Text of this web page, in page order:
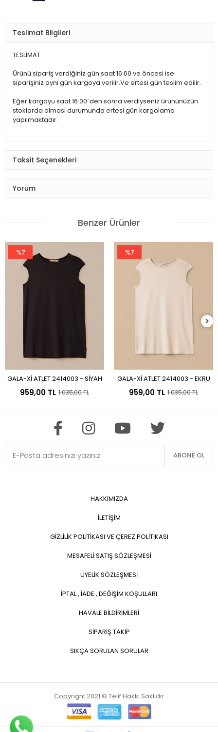
Çamaşır Suyu Konamaz
Kurutulmaz
Örnek Beden: 44
Manken Boyu 0
Ölçüler: 0/0/0
Teslimat Bilgileri
TESLİMAT
Ürünü sipariş verdiğiniz gün saat 16:00 ve öncesi ise
siparişiniz aynı gün kargoya verilir.Ve ertesi gün teslim edilir.
Eğer kargoyu saat 16:00`den sonra verdiyseniz ürününüzün
stoklarda olması durumunda ertesi gün kargolama
yapılmaktadır.
Taksit Seçenekleri
Yorum
Benzer Ürünler
%7
Sepete Ekle
GALA-Xİ ATLET 2414003 - SİYAH
959,00 TL 1.035,00 TL
%7
Sepete Ekle
GALA-Xİ ATLET 2414003 - EKRU
959,00 TL 1.035,00 TL
ABONE OL
HAKKIMIZDA
İLETİŞİM
GİZLİLİK POLİTİKASI VE ÇEREZ POLİTİKASI
MESAFELİ SATIŞ SÖZLEŞMESİ
ÜYELİK SÖZLEŞMESİ
İPTAL , İADE , DEĞİŞİM KOŞULLARI
HAVALE BİLDİRİMLERİ
SİPARİŞ TAKİP
SIKÇA SORULAN SORULAR
Copyright 2021 © Telif Hakkı Saklıdır